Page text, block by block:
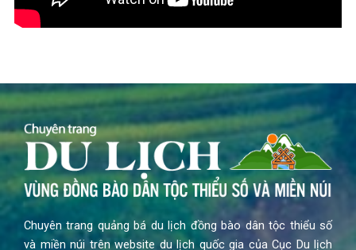
Chuyên trang quảng bá du lịch đồng bào dân tộc thiểu số
và miền núi trên website du lịch quốc gia của Cục Du lịch